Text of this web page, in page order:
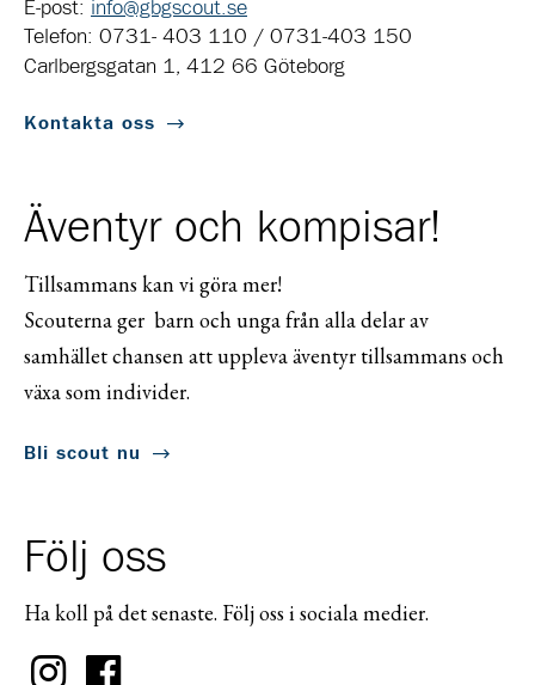
E-post: info@gbgscout.se
Telefon: 0731- 403 110 / 0731-403 150
Carlbergsgatan 1, 412 66 Göteborg
Kontakta oss
Äventyr och kompisar!
Tillsammans kan vi göra mer!
Scouterna ger barn och unga från alla delar av
samhället chansen att uppleva äventyr tillsammans och
växa som individer.
Bli scout nu
Följ oss
Ha koll på det senaste. Följ oss i sociala medier.